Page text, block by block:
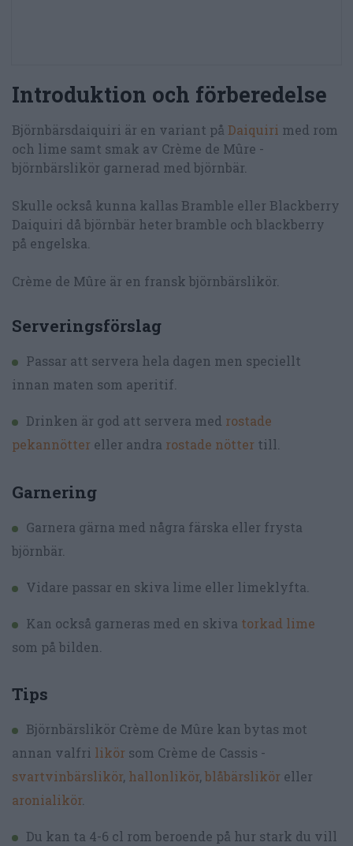
Introduktion och förberedelse
Björnbärsdaiquiri är en variant på Daiquiri med rom
och lime samt smak av Crème de Mûre -
björnbärslikör garnerad med björnbär.
Skulle också kunna kallas Bramble eller Blackberry
Daiquiri då björnbär heter bramble och blackberry
på engelska.
Crème de Mûre är en fransk björnbärslikör.
Serveringsförslag
Passar att servera hela dagen men speciellt
innan maten som aperitif.
Drinken är god att servera med rostade
pekannötter eller andra rostade nötter till.
Garnering
Garnera gärna med några färska eller frysta
björnbär.
Vidare passar en skiva lime eller limeklyfta.
Kan också garneras med en skiva torkad lime
som på bilden.
Tips
Björnbärslikör Crème de Mûre kan bytas mot
annan valfri likör som Crème de Cassis -
svartvinbärslikör, hallonlikör, blåbärslikör eller
aronialikör.
Du kan ta 4-6 cl rom beroende på hur stark du vill